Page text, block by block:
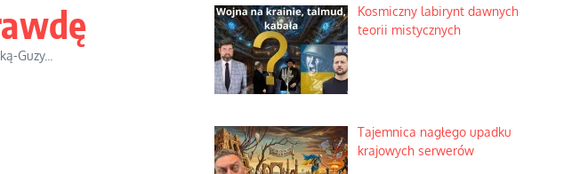
Guzy...
Kosmiczny labirynt dawnych
teorii mistycznych
Tajemnica nagłego upadku
krajowych serwerów